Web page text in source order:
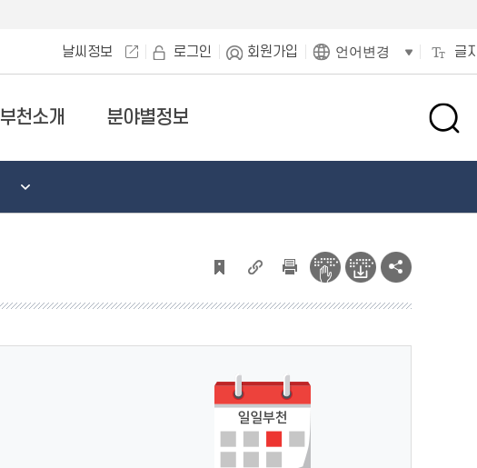
날씨정보 로그인 회원가입 언어변경 글
부천소개 분야별정보
검
창